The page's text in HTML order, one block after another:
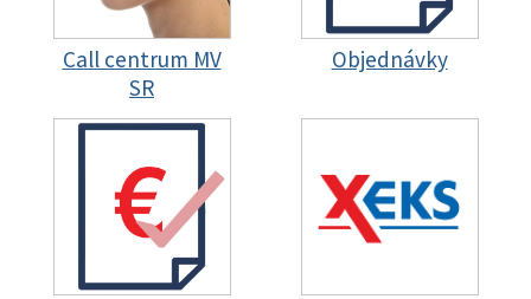
Call centrum MV
SR
Objednávky